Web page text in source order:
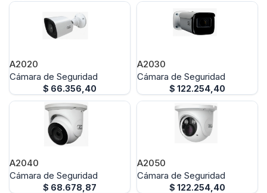
A2020
Cámara de Seguridad
$ 66.356,40
A2030
Cámara de Seguridad
$ 122.254,40
A2040
Cámara de Seguridad
$ 68.678,87
A2050
Cámara de Seguridad
$ 122.254,40